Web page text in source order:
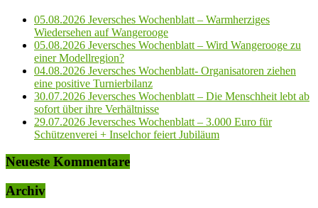
05.08.2026 Jeversches Wochenblatt – Warmherziges
Wiedersehen auf Wangerooge
05.08.2026 Jeversches Wochenblatt – Wird Wangerooge zu
einer Modellregion?
04.08.2026 Jeversches Wochenblatt- Organisatoren ziehen
eine positive Turnierbilanz
30.07.2026 Jeversches Wochenblatt – Die Menschheit lebt ab
sofort über ihre Verhältnisse
29.07.2026 Jeversches Wochenblatt – 3.000 Euro für
Schützenverei + Inselchor feiert Jubiläum
Neueste Kommentare
Archiv